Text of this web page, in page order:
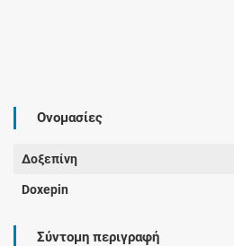
Ονομασίες
Δοξεπίνη
Doxepin
Σύντομη περιγραφή